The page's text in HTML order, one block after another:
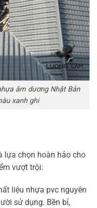
âm dương Nhật Bản
xanh ghi
lựa chọn hoàn hảo cho
vượt trội:
liệu nhựa pvc nguyên
sử dụng. Bền bỉ,